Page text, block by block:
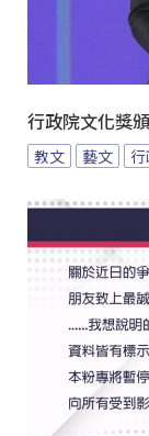
行政院文化獎
教文 藝文